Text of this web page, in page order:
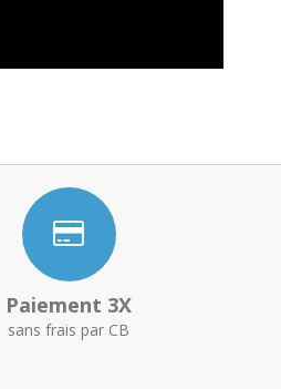
Paiement 3X
sans frais par CB